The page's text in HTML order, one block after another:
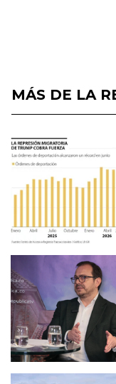
MÁS DE LA